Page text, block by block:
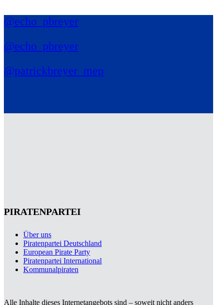
@echo_pbreyer
@echo_pbreyer
@patrickbreyer_mep
PIRATENPARTEI
Über uns
Piratenpartei Deutschland
European Pirate Party
Piratenpartei International
Kommunalpiraten
Alle Inhalte dieses Internetangebots sind – soweit nicht anders